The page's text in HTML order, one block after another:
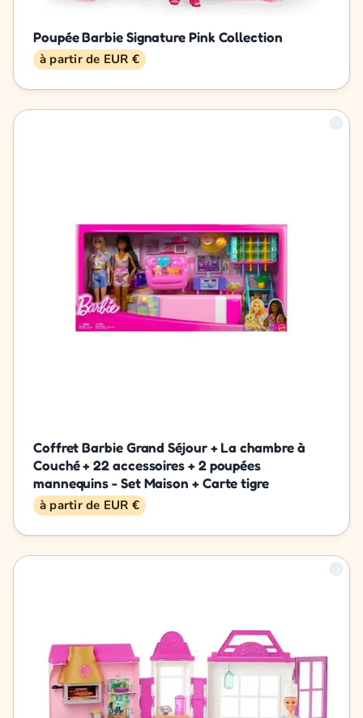
Poupée Barbie Signature Pink Collection
à partir de EUR €
Coffret Barbie Grand Séjour + La chambre à
Couché + 22 accessoires + 2 poupées
mannequins - Set Maison + Carte tigre
à partir de EUR €